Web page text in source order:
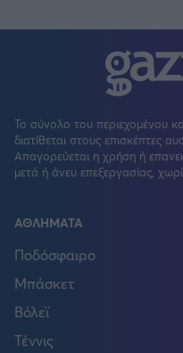
Το σύνολο του περιεχομένου
διατίθεται στους επισκέπτες
Απαγορεύεται η χρήση ή
μετά ή άνευ επεξεργασίας,
ΑΘΛΗΜΑΤΑ
Ποδόσφαιρο
Μπάσκετ
Βόλεϊ
Τέννις